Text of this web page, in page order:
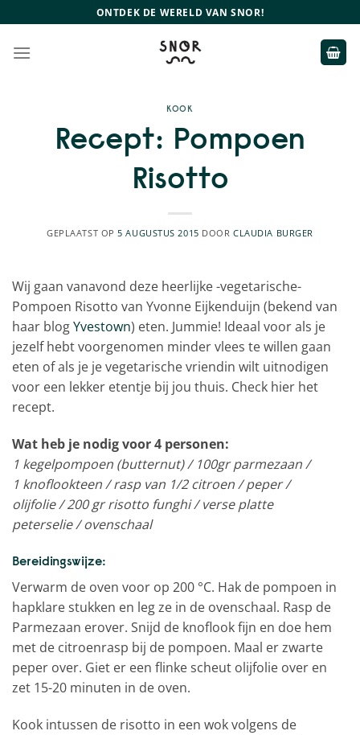
naar
inhoud
ONTDEK DE WERELD VAN SNOR!
KOOK
Recept: Pompoen
Risotto
GEPLAATST OP 5 AUGUSTUS 2015 DOORCLAUDIA BURGER
Wij gaan vanavond deze heerlijke -vegetarische-
Pompoen Risotto van Yvonne Eijkenduijn (bekend van
haar blogYvestown) eten. Jummie! Ideaal voor als je
jezelf hebt voorgenomen minder vlees te willen gaan
eten of als je je vegetarische vriendin wilt uitnodigen
voor een lekker etentje bij jou thuis. Check hier het
recept.
Wat heb je nodig voor 4 personen:
1 kegelpompoen (butternut) / 100gr parmezaan /
1 knoflookteen / rasp van 1/2 citroen / peper /
olijfolie / 200 gr risotto funghi / verse platte
peterselie / ovenschaal
Bereidingswijze:
Verwarm de oven voor op 200 °C. Hak de pompoen in
hapklare stukken en leg ze in de ovenschaal. Rasp de
Parmezaan erover. Snijd de knoflook fijn en doe hem
met de citroenrasp bij de pompoen. Maal er zwarte
peper over. Giet er een flinke scheut olijfolie over en
zet 15-20 minuten in de oven.
Kook intussen de risotto in een wok volgens de